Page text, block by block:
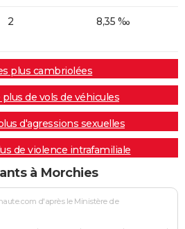
2 8,35 ‰
plus cambriolées
plus de vols de véhicules
d'agressions sexuelles
de violence intrafamiliale
à Morchies
d'après le Ministère de